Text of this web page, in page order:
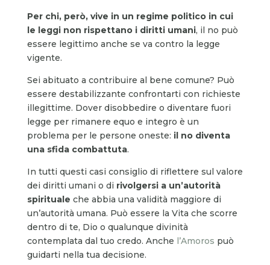
Per chi, però, vive in un regime politico in cui
le leggi non rispettano i diritti umani, il no può
essere legittimo anche se va contro la legge
vigente.
Sei abituato a contribuire al bene comune? Può
essere destabilizzante confrontarti con richieste
illegittime. Dover disobbedire o diventare fuori
legge per rimanere equo e integro è un
problema per le persone oneste: il no diventa
una sfida combattuta.
In tutti questi casi consiglio di riflettere sul valore
dei diritti umani o di rivolgersi a un’autorità
spirituale che abbia una validità maggiore di
un’autorità umana. Può essere la Vita che scorre
dentro di te, Dio o qualunque divinità
contemplata dal tuo credo. Anche l’Amoros può
guidarti nella tua decisione.